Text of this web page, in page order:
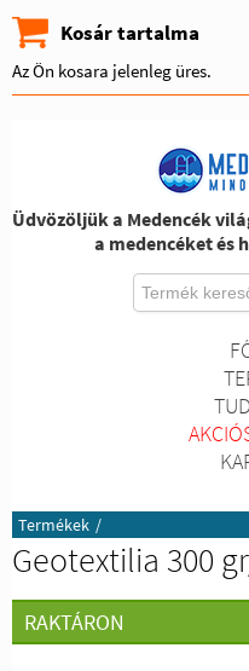
Kosár tartalma
Az Ön kosara jelenleg üres.
Üdvözöljük a Medencék
a medencéket és
Termékek /
Geotextilia 300
RAKTÁRON